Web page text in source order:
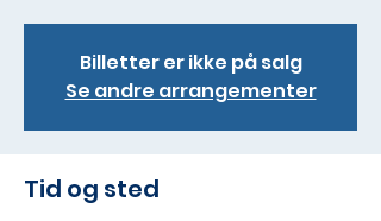
Billetter er ikke på salg
Se andre arrangementer
Tid og sted